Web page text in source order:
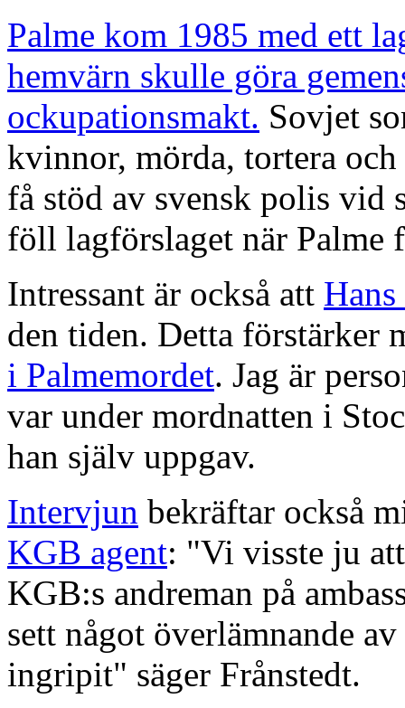
Palme kom 1985 med ett
hemvärn skulle göra
ockupationsmakt. Sovjet
kvinnor, mörda, tortera
få stöd av svensk polis vid
föll lagförslaget när Palme
Intressant är också att
den tiden. Detta förstärker
i Palmemordet. Jag är
var under mordnatten i
han själv uppgav.
Intervjun bekräftar också
KGB agent: "Vi visste ju
KGB:s andreman på
sett något överlämnande
ingripit" säger Frånstedt.